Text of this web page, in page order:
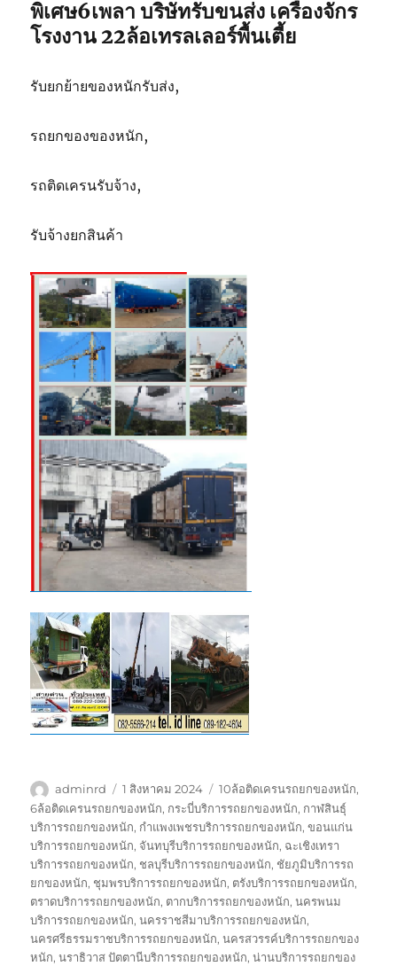
พิเศษ6เพลา บริษัทรับขนส่ง เครื่องจักร
โรงงาน 22ล้อเทรลเลอร์พื้นเตี้ย
รับยกย้ายของหนักรับส่ง,
รถยกของของหนัก,
รถติดเครนรับจ้าง,
รับจ้างยกสินค้า
ผู้
เขียน
adminrd
เขียน
เมื่อ
1 สิงหาคม 2024
ป้าย
กำกับ
10ล้อติดเครนรถยกของหนัก,
6ล้อติดเครนรถยกของหนัก, กระบี่บริการรถยกของหนัก, กาฬสินธุ์
บริการรถยกของหนัก, กำแพงเพชรบริการรถยกของหนัก,ขอนแก่น
บริการรถยกของหนัก, จันทบุรีบริการรถยกของหนัก, ฉะเชิงเทรา
บริการรถยกของหนัก, ชลบุรีบริการรถยกของหนัก, ชัยภูมิบริการรถ
ยกของหนัก, ชุมพรบริการรถยกของหนัก, ตรังบริการรถยกของหนัก,
ตราดบริการรถยกของหนัก, ตากบริการรถยกของหนัก,นครพนม
บริการรถยกของหนัก,นครราชสีมาบริการรถยกของหนัก,
นครศรีธรรมราชบริการรถยกของหนัก,นครสวรรค์บริการรถยกของ
หนัก,นราธิวาส ปัตตานีบริการรถยกของหนัก,น่านบริการรถยกของ